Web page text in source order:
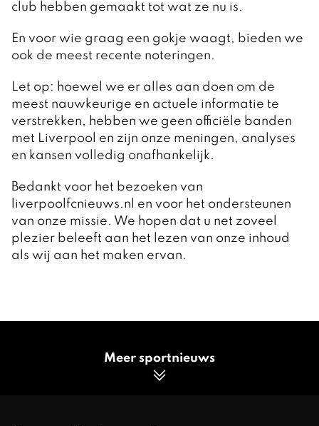
club hebben gemaakt tot wat ze nu is.
En voor wie graag een gokje waagt, bieden we
ook de meest recente noteringen.
Let op: hoewel we er alles aan doen om de
meest nauwkeurige en actuele informatie te
verstrekken, hebben we geen officiële banden
met Liverpool en zijn onze meningen, analyses
en kansen volledig onafhankelijk.
Bedankt voor het bezoeken van
liverpoolfcnieuws.nl en voor het ondersteunen
van onze missie. We hopen dat u net zoveel
plezier beleeft aan het lezen van onze inhoud
als wij aan het maken ervan.
Meer sportnieuws